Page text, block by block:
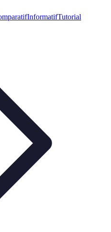
InformatifTutorial